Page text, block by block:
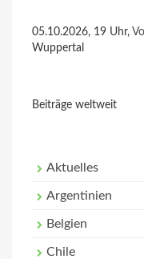
05.10.2026, 19 Uhr,
Wuppertal
Beiträge weltweit
Aktuelles
Argentinien
Belgien
Chile